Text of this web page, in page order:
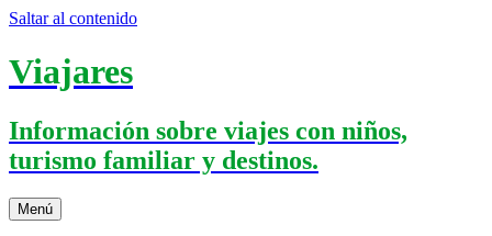
Saltar al contenido
Viajares
Información sobre viajes con niños,
turismo familiar y destinos.
Menú